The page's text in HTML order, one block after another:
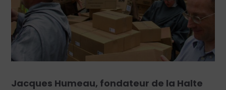
Jacques Humeau, fondateur de la Halte